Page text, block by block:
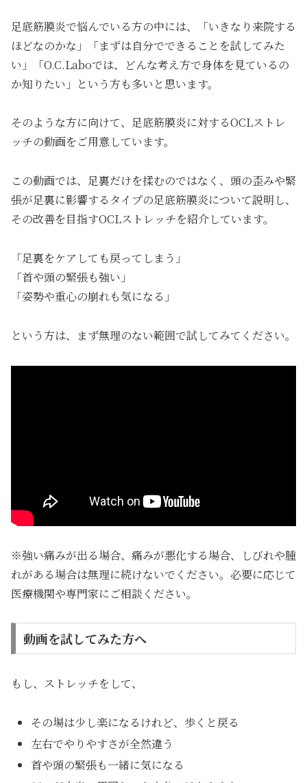
足底筋膜炎で悩んでいる方の中には、「いきなり来院する
ほどなのかな」「まずは自分でできることを試してみた
い」「O.C.Laboでは、どんな考え方で身体を見ているの
か知りたい」という方も多いと思います。
そのような方に向けて、足底筋膜炎に対するOCLストレ
ッチの動画をご用意しています。
この動画では、足裏だけを揉むのではなく、頭の歪みや緊
張が足裏に影響するタイプの足底筋膜炎について説明し、
その改善を目指すOCLストレッチを紹介しています。
「足裏をケアしても戻ってしまう」
「首や頭の緊張も強い」
「姿勢や重心の崩れも気になる」
という方は、まず無理のない範囲で試してみてください。
※強い痛みが出る場合、痛みが悪化する場合、しびれや腫
れがある場合は無理に続けないでください。必要に応じて
医療機関や専門家にご相談ください。
動画を試してみた方へ
もし、ストレッチをして、
その場は少し楽になるけれど、歩くと戻る
左右でやりやすさが全然違う
首や頭の緊張も一緒に気になる